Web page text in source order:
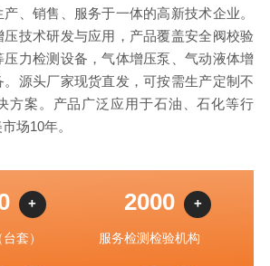
、销售、服务于一体的高新技术企业。
技术研发与应用，产品覆盖安全阀校验
压力检测设备，气体增压泵、气动液体增
源头厂家现货直发，可按需生产定制不
方案。产品广泛应用于石油、石化等行
场10年。
+
套）
2000 +
服务检测检验机构